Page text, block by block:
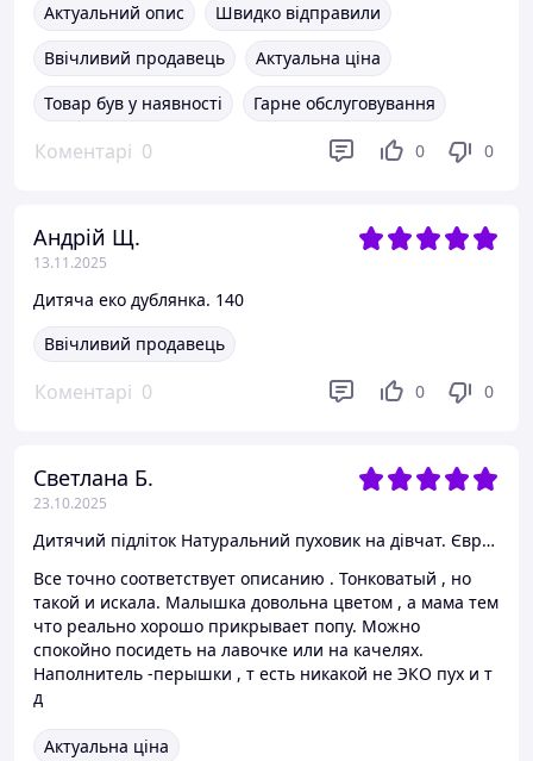
Актуальний опис
Швидко відправили
Ввічливий продавець
Актуальна ціна
Товар був у наявності
Гарне обслуговування
Коментарі 0 0 0
Андрій Щ.
13.11.2025
Дитяча еко дублянка. 140
Ввічливий продавець
Коментарі 0 0 0
Светлана Б.
23.10.2025
Дитячий підліток Натуральний пуховик на дівчат. Єврозима. Дитяче пальто. Розміри 120-160. 120, фіолетовий
Все точно соответствует описанию . Тонковатый , но
такой и искала. Малышка довольна цветом , а мама тем
что реально хорошо прикрывает попу. Можно
спокойно посидеть на лавочке или на качелях.
Наполнитель -перышки , т есть никакой не ЭКО пух и т
д
Актуальна ціна